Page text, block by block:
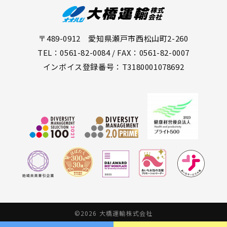
〒489-0912 愛知県瀬戸市西松山町2-260
TEL：0561-82-0084 / FAX：0561-82-0007
インボイス登録番号：T3180001078692
©2026 大橋運輸株式会社